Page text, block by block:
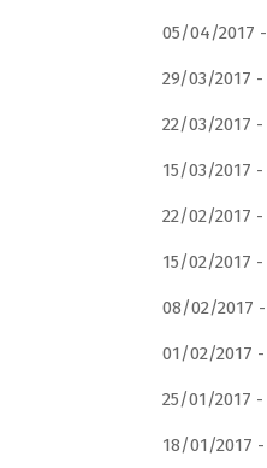
05/04/2017 -
29/03/2017 -
22/03/2017 -
15/03/2017 -
22/02/2017 -
15/02/2017 -
08/02/2017 -
01/02/2017 -
25/01/2017 -
18/01/2017 -